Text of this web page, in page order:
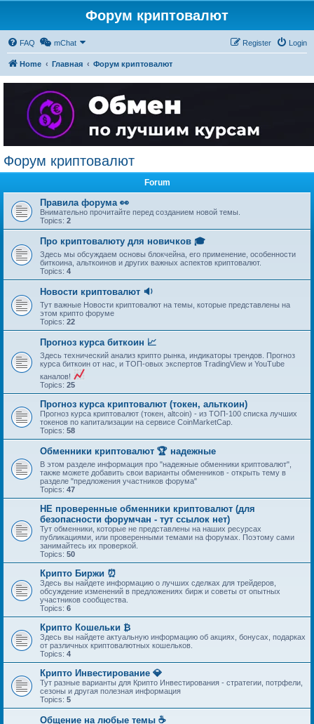
Форум криптовалют
FAQ mChat Login
Register
Home Главная Форум криптовалют
Форум криптовалют
Forum
Правила форума 👀
Внимательно прочитайте перед созданием новой темы.
Topics: 2
Про криптовалюту для новичков 🎓
Здесь мы обсуждаем основы блокчейна, его применение, особенности
биткоина, альткоинов и других важных аспектов криптовалют.
Topics: 4
Новости криптовалют 🔉
Тут важные Новости криптовалют на темы, которые представлены на
этом крипто форуме
Topics: 22
Прогноз курса биткоин 📈
Здесь технический анализ крипто рынка, индикаторы трендов. Прогноз
курса биткоин от нас, и ТОП-овых экспертов TradingView и YouTube
каналов!
Topics: 25
Прогноз курса криптовалют (токен, альткоин)
Прогноз курса криптовалют (токен, altcoin) - из ТОП-100 списка лучших
токенов по капитализации на сервисе CoinMarketCap.
Topics: 58
Обменники криптовалют 🏆 надежные
В этом разделе информация про "надежные обменники криптовалют",
также можете добавить свои варианты обменников - открыть тему в
разделе "предложения участников форума"
Topics: 47
НЕ проверенные обменники криптовалют (для
безопасности форумчан - тут ссылок нет)
Тут обменники, которые не представлены на наших ресурсах
публикациями, или проверенными темами на форумах. Поэтому сами
занимайтесь их проверкой.
Topics: 50
Крипто Биржи ⏰
Здесь вы найдете информацию о лучших сделках для трейдеров,
обсуждение изменений в предложениях бирж и советы от опытных
участников сообщества.
Topics: 6
Крипто Кошельки ₿
Здесь вы найдете актуальную информацию об акциях, бонусах, подарках
от различных криптовалютных кошельков.
Topics: 4
Крипто Инвестирование 💎
Тут разные варианты для Крипто Инвестирования - стратегии, потрфели,
сезоны и другая полезная информация
Topics: 5
Общение на любые темы ☕